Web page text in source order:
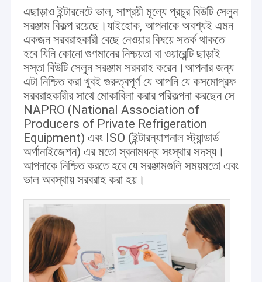
এছাড়াও ইন্টারনেটে ভাল, সাশ্রয়ী মূল্যে প্রচুর বিউটি সেলুন
সরঞ্জাম বিকল্প রয়েছে।যাইহোক, আপনাকে অবশ্যই এমন
একজন সরবরাহকারী বেছে নেওয়ার বিষয়ে সতর্ক থাকতে
হবে যিনি কোনো গুণমানের নিশ্চয়তা বা ওয়ারেন্টি ছাড়াই
সস্তা বিউটি সেলুন সরঞ্জাম সরবরাহ করেন।আপনার জন্য
এটা নিশ্চিত করা খুবই গুরুত্বপূর্ণ যে আপনি যে কসমোপ্রফ
সরবরাহকারীর সাথে মোকাবিলা করার পরিকল্পনা করছেন সে
NAPRO (National Association of
Producers of Private Refrigeration
Equipment) এবং ISO (ইন্টারন্যাশনাল স্ট্যান্ডার্ড
অর্গানাইজেশন) এর মতো স্বনামধন্য সংস্থার সদস্য।
আপনাকে নিশ্চিত করতে হবে যে সরঞ্জামগুলি সময়মতো এবং
ভাল অবস্থায় সরবরাহ করা হয়।